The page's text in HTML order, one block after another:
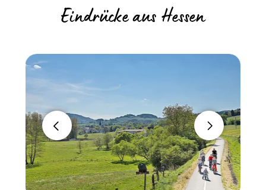
Eindrücke aus Hessen